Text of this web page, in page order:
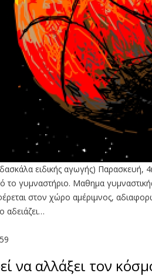
ειδικής αγωγής)
το γυμναστήριο. Μαθημα
στον χώρο αμέριμνος,
να αλλάξει τον